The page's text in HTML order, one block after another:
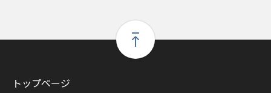
トップページ